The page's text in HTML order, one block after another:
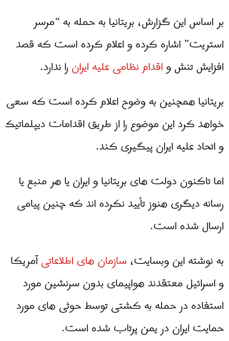
بر اساس این گزارش، بریتانیا به حمله به “مرسر
استریت” اشاره کرده و اعلام کرده است که قصد
افزایش تنش واقدام نظامی علیه ایرانرا ندارد.
بریتانیا همچنین به وضوح اعلام کرده است که سعی
خواهد کرد این موضوع را از طریق اقدامات دیپلماتیک
و اتحاد علیه ایران پیگیری کند.
اما تاکنون دولت های بریتانیا و ایران یا هر منبع یا
رسانه دیگری هنوز تأیید نکرده اند که چنین پیامی
ارسال شده است.
به نوشته این وبسایت، سازمان های اطلاعاتیآمریکا
و اسرائیل معتقدند هواپیمای بدون سرنشین مورد
استفاده در حمله به کشتی توسط حوثی های مورد
حمایت ایران در یمن پرتاب شده است.